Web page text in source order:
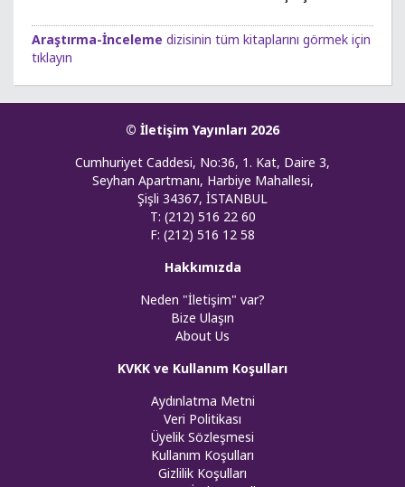
Araştırma-İnceleme dizisinin tüm kitaplarını görmek için
tıklayın
© İletişim Yayınları 2026
Cumhuriyet Caddesi, No:36, 1. Kat, Daire 3,
Seyhan Apartmanı, Harbiye Mahallesi,
Şişli 34367, İSTANBUL
T: (212) 516 22 60
F: (212) 516 12 58
Hakkımızda
Neden "İletişim" var?
Bize Ulaşın
About Us
KVKK ve Kullanım Koşulları
Aydınlatma Metni
Veri Politikası
Üyelik Sözleşmesi
Kullanım Koşulları
Gizlilik Koşulları